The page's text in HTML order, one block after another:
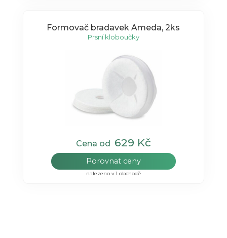
Formovač bradavek Ameda, 2ks
Prsní kloboučky
Cena od 629 Kč
Porovnat ceny
nalezeno v 1 obchodě